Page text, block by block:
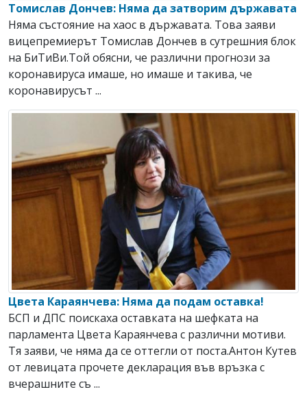
Томислав Дончев: Няма да затворим държавата
Няма състояние на хаос в държавата. Toва заяви
вицепремиерът Томислав Дончев в сутрешния блок
на БиТиВи.Той обясни, че различни прогнози за
коронавируса имаше, но имаше и такива, че
коронавирусът ...
Цвета Караянчева: Няма да подам оставка!
БСП и ДПС поискаха оставката на шефката на
парламента Цвета Караянчева с различни мотиви.
Тя заяви, че няма да се оттегли от поста.Антон Кутев
от левицата прочете декларация във връзка с
вчерашните съ ...